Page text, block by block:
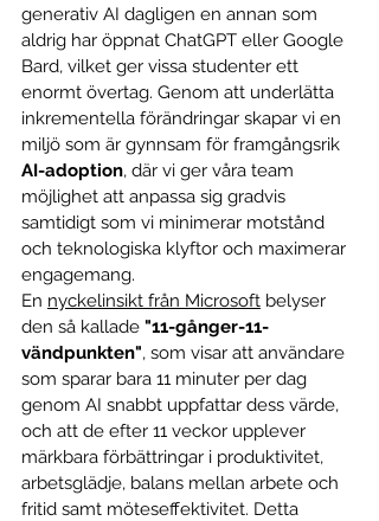
generativ AI dagligen en annan som
aldrig har öppnat ChatGPT eller Google
Bard, vilket ger vissa studenter ett
enormt övertag. Genom att underlätta
inkrementella förändringar skapar vi en
miljö som är gynnsam för framgångsrik
AI-adoption, där vi ger våra team
möjlighet att anpassa sig gradvis
samtidigt som vi minimerar motstånd
och teknologiska klyftor och maximerar
engagemang.
En nyckelinsikt från Microsoft belyser
den så kallade "11-gånger-11-
vändpunkten", som visar att användare
som sparar bara 11 minuter per dag
genom AI snabbt uppfattar dess värde,
och att de efter 11 veckor upplever
märkbara förbättringar i produktivitet,
arbetsglädje, balans mellan arbete och
fritid samt möteseffektivitet. Detta